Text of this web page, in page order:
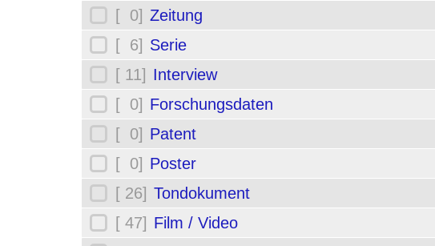
[ 0] Zeitung
[ 6] Serie
[ 11] Interview
[ 0] Forschungsdaten
[ 0] Patent
[ 0] Poster
[ 26] Tondokument
[ 47] Film / Video